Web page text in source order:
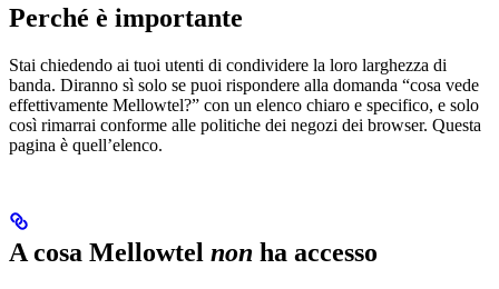
Perché è importante
Stai chiedendo ai tuoi utenti di condividere la loro larghezza di
banda. Diranno sì solo se puoi rispondere alla domanda “cosa vede
effettivamente Mellowtel?” con un elenco chiaro e specifico, e solo
così rimarrai conforme alle politiche dei negozi dei browser. Questa
pagina è quell’elenco.
A cosa Mellowtel non ha accesso